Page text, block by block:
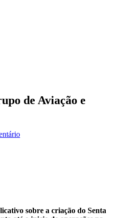
de Aviação e
sobre a criação do Senta